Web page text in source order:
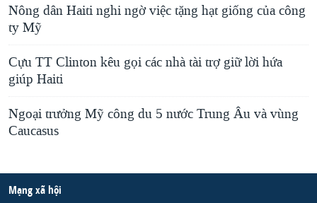
Nông dân Haiti nghi ngờ việc tặng hạt giống của công
ty Mỹ
Cựu TT Clinton kêu gọi các nhà tài trợ giữ lời hứa
giúp Haiti
Ngoại trưởng Mỹ công du 5 nước Trung Âu và vùng
Caucasus
Mạng xã hội